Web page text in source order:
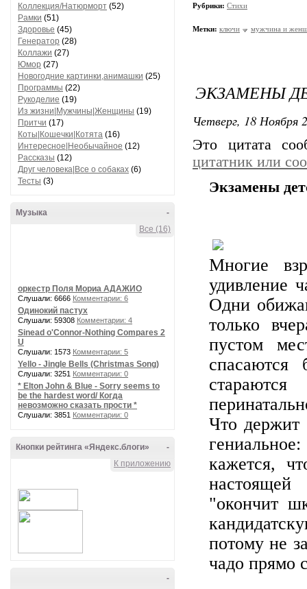
Коллекция/Натюрморт (52)
Рамки (51)
Здоровье (45)
Генератор (28)
Коллажи (27)
Юмор (27)
Новогодние картинки,анимашки (25)
Программы (22)
Рукоделие (19)
Из жизни|Мужчины|Женщины (19)
Притчи (17)
Коты|Кошечки|Котята (16)
Интересное|Необычайное (12)
Рассказы (12)
Друг человека|Все о собаках (6)
Тесты (3)
-
Музыка
Все (16)
оркестр Поля Мориа АДАЖИО
Слушали: 6666 Комментарии: 6
Одинокий пастух
Слушали: 59308 Комментарии: 4
Sinead o'Connor-Nothing Compares 2
U
Слушали: 1573 Комментарии: 5
Yello - Jingle Bells (Christmas Song)
Слушали: 3251 Комментарии: 0
* Elton John & Blue - Sorry seems to
be the hardest word/ Когда
невозможно сказать прости *
Слушали: 3851 Комментарии: 0
-
Кнопки рейтинга «Яндекс.блоги»
К приложению
-
Рубрики: Стихи
Метки: ключи мужчина и
ЭКЗАМЕНЫ
Четверг, 18 Ноября
Это цитата
цитатник или
Экзамены
Многие
удивление
Одни
только
пустом
спасаются
Что держит
кажется,
"окончит
потому не
чадо прямо